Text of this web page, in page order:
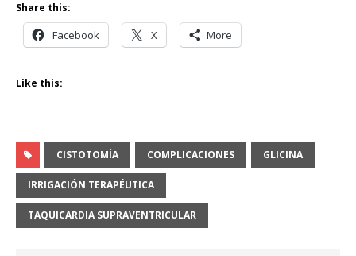
Share this:
Facebook X More
Like this:
CISTOTOMÍA COMPLICACIONES GLICINA
IRRIGACIÓN TERAPÉUTICA
TAQUICARDIA SUPRAVENTRICULAR